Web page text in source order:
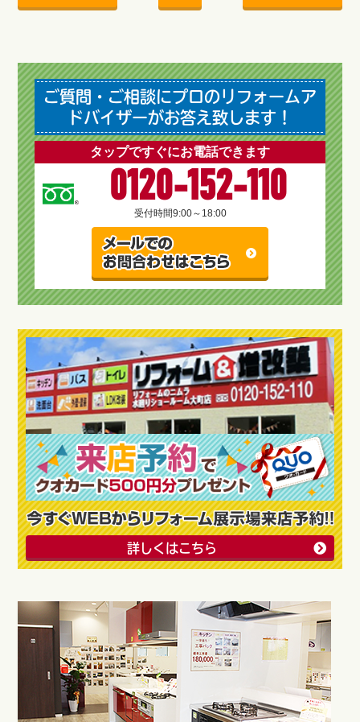
ご質問・ご相談にプロのリフォームア
ドバイザーがお答え致します！
タップですぐにお電話できます
0120-152-110
受付時間9:00～18:00
詳しくはこちら